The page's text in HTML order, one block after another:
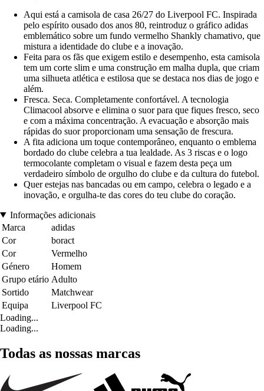
Aqui está a camisola de casa 26/27 do Liverpool FC. Inspirada
pelo espírito ousado dos anos 80, reintroduz o gráfico adidas
emblemático sobre um fundo vermelho Shankly chamativo, que
mistura a identidade do clube e a inovação.
Feita para os fãs que exigem estilo e desempenho, esta camisola
tem um corte slim e uma construção em malha dupla, que criam
uma silhueta atlética e estilosa que se destaca nos dias de jogo e
além.
Fresca. Seca. Completamente confortável. A tecnologia
Climacool absorve e elimina o suor para que fiques fresco, seco
e com a máxima concentração. A evacuação e absorção mais
rápidas do suor proporcionam uma sensação de frescura.
A fita adiciona um toque contemporâneo, enquanto o emblema
bordado do clube celebra a tua lealdade. As 3 riscas e o logo
termocolante completam o visual e fazem desta peça um
verdadeiro símbolo de orgulho do clube e da cultura do futebol.
Quer estejas nas bancadas ou em campo, celebra o legado e a
inovação, e orgulha-te das cores do teu clube do coração.
Informações adicionais
Marca
adidas
Cor
boract
Cor
Vermelho
Género
Homem
Grupo etário Adulto
Sortido
Matchwear
Equipa
Liverpool FC
Loading...
Loading...
Todas as nossas marcas